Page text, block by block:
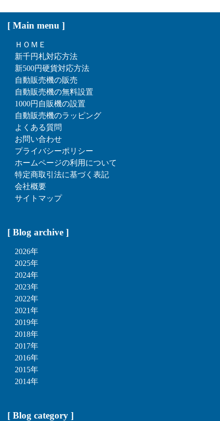
[ Main menu ]
ＨＯＭＥ
新千円札対応方法
新500円硬貨対応方法
自動販売機の販売
自動販売機の無料設置
1000円自販機の設置
自動販売機のラッピング
よくある質問
お問い合わせ
プライバシーポリシー
ホームページの利用について
特定商取引法に基づく表記
会社概要
サイトマップ
[ Blog archive ]
2026年
2025年
2024年
2023年
2022年
2021年
2019年
2018年
2017年
2016年
2015年
2014年
[ Blog category ]